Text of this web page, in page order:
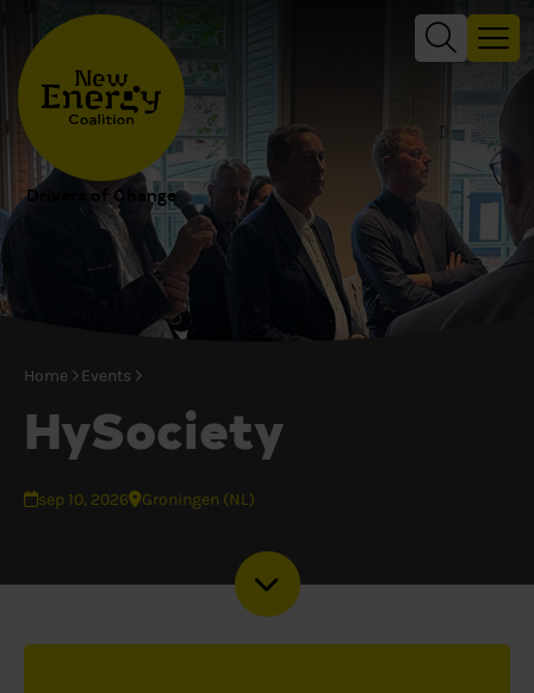
Drivers of Change
Home Events
HySociety
sep 10, 2026 Groningen (NL)